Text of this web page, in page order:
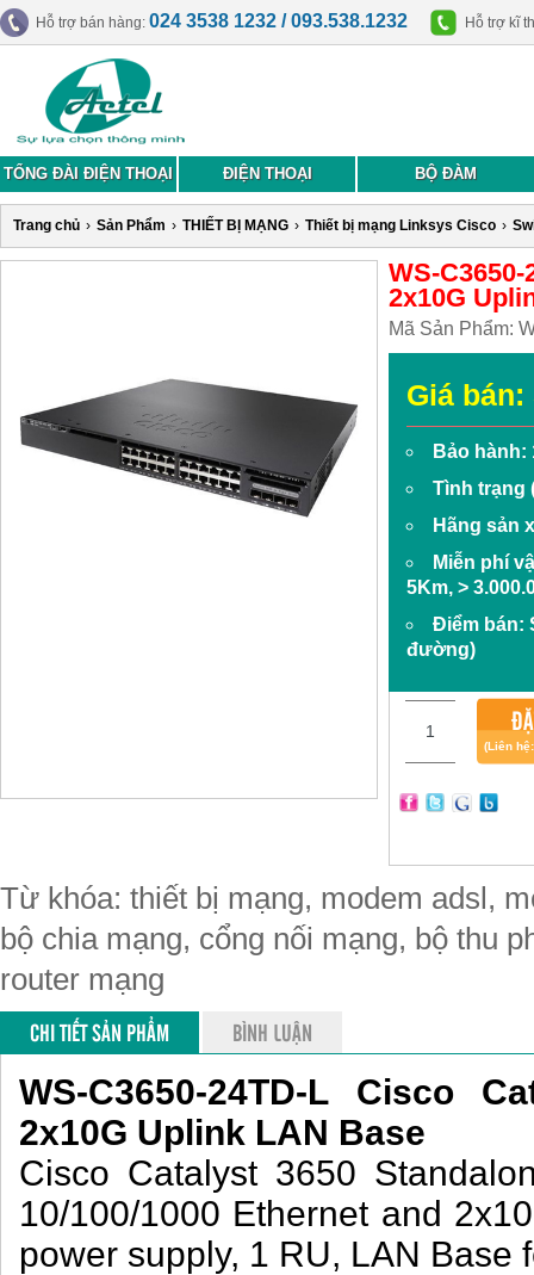
Hỗ trợ bán hàng: 024 3538 1232 / 093.538.1232 Hỗ trợ kĩ
TỔNG ĐÀI ĐIỆN THOẠI ĐIỆN THOẠI BỘ ĐÀM
Trang chủ › Sản Phẩm › THIẾT BỊ MẠNG › Thiết bị mạng Linksys Cisco ›
WS-
2x10G
Mã Sản Phẩm:
Giá bán:
Bảo hành:
Tình trạng
Hãng sản
Miễn phí
5Km, >
Điểm bán:
đường)
(Liên
Từ khóa: thiết bị mạng, modem adsl,
bộ chia mạng, cổng nối mạng, bộ thu
router mạng
CHI TIẾT SẢN PHẨM BÌNH LUẬN
WS-C3650-24TD-L Cisco
2x10G Uplink LAN Base
Cisco Catalyst 3650
10/100/1000 Ethernet and
power supply, 1 RU, LAN Base